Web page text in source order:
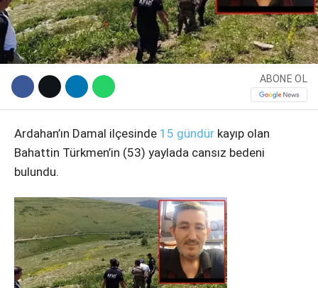
Facebook
ABONE OL
Ardahan’ın Damal ilçesinde 15 gündür kayıp olan
Bahattin Türkmen’in (53) yaylada cansız bedeni
bulundu.